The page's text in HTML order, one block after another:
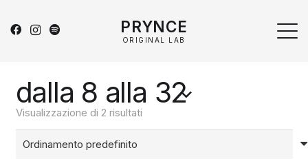
PRYNCE
ORIGINAL LAB
dalla 8 alla 32
Visualizzazione di 2 risultati